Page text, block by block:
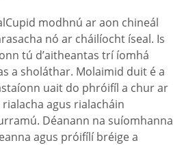
modhnú ar aon chineál
nó ar cháilíocht íseal. Is
tú d’aitheantas trí íomhá
a sholáthar. Molaimid duit é a
uait do phróifíl a chur ar
agus rialacháin
Déanann na suíomhanna
agus próifílí bréige a